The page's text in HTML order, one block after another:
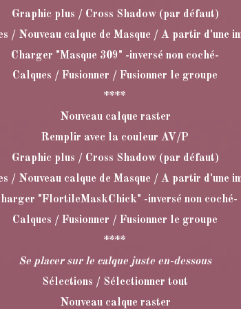
Graphic plus / Cross Shadow (par défaut)
/ Nouveau calque de Masque / A partir d'une
Charger "Masque 309" -inversé non coché-
Calques / Fusionner / Fusionner le groupe
****
Nouveau calque raster
Remplir avec la couleur AV/P
Graphic plus / Cross Shadow (par défaut)
/ Nouveau calque de Masque / A partir d'une
"FlortileMaskChick" -inversé non coché-
Calques / Fusionner / Fusionner le groupe
****
Se placer sur le calque juste en-dessous
Sélections / Sélectionner tout
Nouveau calque raster